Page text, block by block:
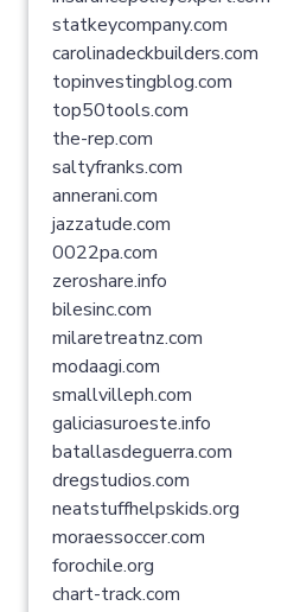
statkeycompany.com
carolinadeckbuilders.com
topinvestingblog.com
top50tools.com
the-rep.com
saltyfranks.com
annerani.com
jazzatude.com
0022pa.com
zeroshare.info
bilesinc.com
milaretreatnz.com
modaagi.com
smallvilleph.com
galiciasuroeste.info
batallasdeguerra.com
dregstudios.com
neatstuffhelpskids.org
moraessoccer.com
forochile.org
chart-track.com